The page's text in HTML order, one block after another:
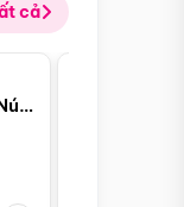
cả